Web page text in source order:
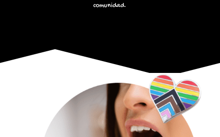
comunidad.